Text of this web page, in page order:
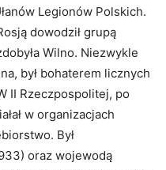
Legionów Polskich.
dowodził grupą
Wilno. Niezwykle
był bohaterem licznych
II Rzeczpospolitej, po
w organizacjach
Był
oraz wojewodą